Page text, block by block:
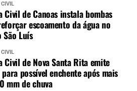
CIVIL
Civil de Canoas instala bombas
escoamento da água no
Luís
CIVIL
Civil de Nova Santa Rita emite
possível enchente após mais
mm de chuva